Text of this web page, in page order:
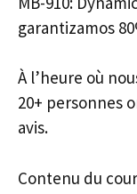
garantizamos
À l’heure où
20+ personnes
avis.
Contenu du